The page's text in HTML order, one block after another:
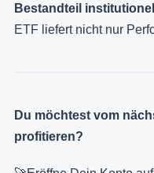
Bestandteil
ETF liefert nicht nur
Du möchtest vom
profitieren?